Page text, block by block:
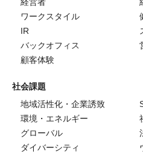
ワークスタイル
IR
バックオフィス
顧客体験
社会課題
地域活性化・企業誘致
環境・エネルギー
グローバル
ダイバーシティ